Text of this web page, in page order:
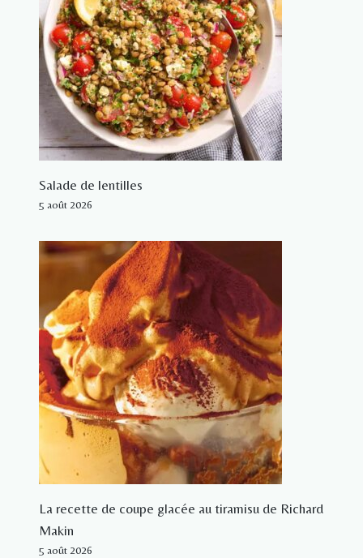
Salade de lentilles
5 août 2026
La recette de coupe glacée au tiramisu de Richard
Makin
5 août 2026